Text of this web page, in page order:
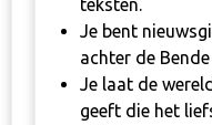
teksten.
Je bent
achter de
Je laat de
geeft die het